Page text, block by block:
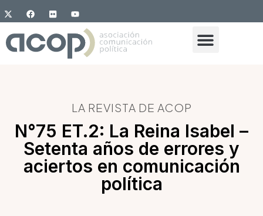
LA REVISTA DE ACOP
N°75 ET.2: La Reina Isabel –
Setenta años de errores y
aciertos en comunicación
política